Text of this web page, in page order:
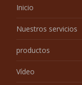
Inicio
Nuestros servicios
productos
Vídeo